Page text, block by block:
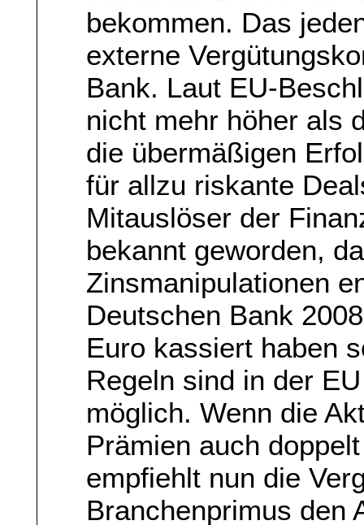
bekommen. Das
externe
Bank. Laut EU-
nicht mehr höher als
die übermäßigen
für allzu riskante
Mitauslöser der
bekannt geworden,
Zinsmanipulationen
Deutschen Bank
Euro kassiert haben
Regeln sind in der
möglich. Wenn die
Prämien auch
empfiehlt nun die
Branchenprimus den